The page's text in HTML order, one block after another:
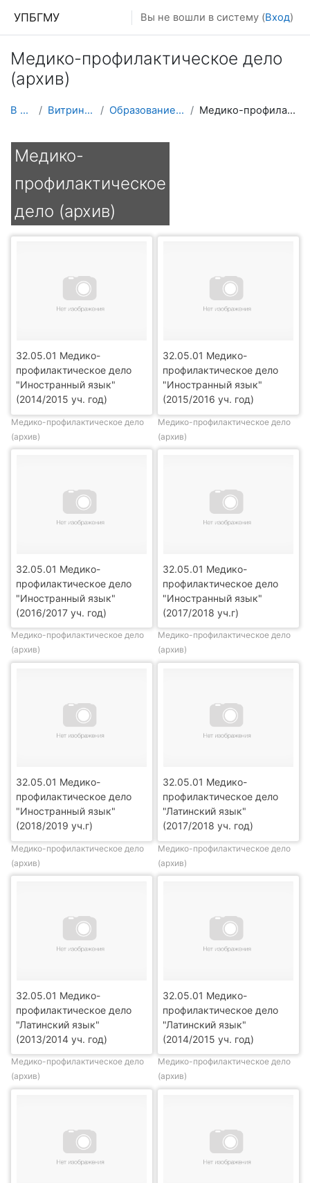
УПБГМУ Вы не вошли в систему (Вход)
Медико-профилактическое дело
(архив)
В начало Витрина курсов 3KL Образование 2025-2026 уч.год Медико-профилактическое дело (архив)
Медико-
профилактическое
дело (архив)
32.05.01 Медико-
профилактическое дело
"Иностранный язык"
(2014/2015 уч. год)
Медико-профилактическое дело
(архив)
32.05.01 Медико-
профилактическое дело
"Иностранный язык"
(2015/2016 уч. год)
Медико-профилактическое дело
(архив)
32.05.01 Медико-
профилактическое дело
"Иностранный язык"
(2016/2017 уч. год)
Медико-профилактическое дело
(архив)
32.05.01 Медико-
профилактическое дело
"Иностранный язык"
(2017/2018 уч.г)
Медико-профилактическое дело
(архив)
32.05.01 Медико-
профилактическое дело
"Иностранный язык"
(2018/2019 уч.г)
Медико-профилактическое дело
(архив)
32.05.01 Медико-
профилактическое дело
"Латинский язык"
(2017/2018 уч. год)
Медико-профилактическое дело
(архив)
32.05.01 Медико-
профилактическое дело
"Латинский язык"
(2013/2014 уч. год)
Медико-профилактическое дело
(архив)
32.05.01 Медико-
профилактическое дело
"Латинский язык"
(2014/2015 уч. год)
Медико-профилактическое дело
(архив)